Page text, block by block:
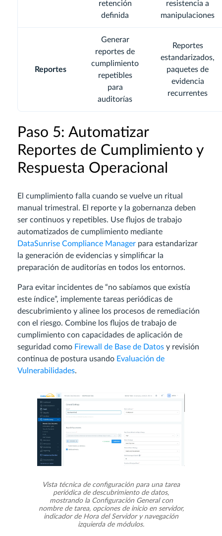
retención
definida
resistencia a
manipulaciones
Reportes
Generar
reportes de
cumplimiento
repetibles
para
auditorías
Reportes
estandarizados,
paquetes de
evidencia
recurrentes
Paso 5: Automatizar
Reportes de Cumplimiento y
Respuesta Operacional
El cumplimiento falla cuando se vuelve un ritual
manual trimestral. El reporte y la gobernanza deben
ser continuos y repetibles. Use flujos de trabajo
automatizados de cumplimiento mediante
DataSunrise Compliance Manager para estandarizar
la generación de evidencias y simplificar la
preparación de auditorías en todos los entornos.
Para evitar incidentes de “no sabíamos que existía
este índice”, implemente tareas periódicas de
descubrimiento y alinee los procesos de remediación
con el riesgo. Combine los flujos de trabajo de
cumplimiento con capacidades de aplicación de
seguridad como Firewall de Base de Datos y revisión
continua de postura usando Evaluación de
Vulnerabilidades.
Vista técnica de configuración para una tarea
periódica de descubrimiento de datos,
mostrando la Configuración General con
nombre de tarea, opciones de inicio en servidor,
indicador de Hora del Servidor y navegación
izquierda de módulos.